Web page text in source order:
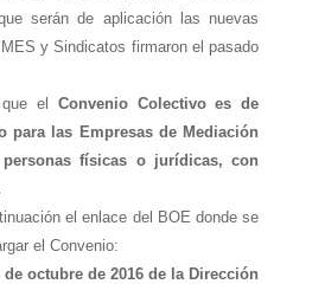
serán de aplicación las nuevas
y Sindicatos firmaron el pasado
el Convenio Colectivo es de
para las Empresas de Mediación
físicas o jurídicas, con
el enlace del BOE donde se
el Convenio:
octubre de 2016 de la Dirección